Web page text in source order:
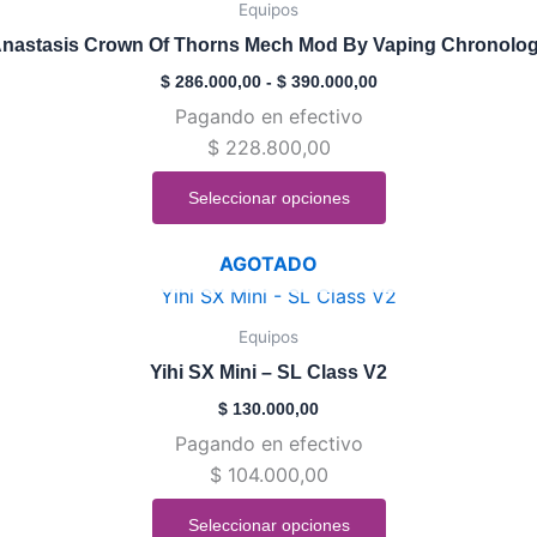
página
de
producto
Equipos
Crown Of Thorns Mech Mod By Vaping
$286.000,00 - $390.000,00
$ 286.000,00
$ 390.000,00
Pagando en efectivo
$ 228.800,00
Seleccionar opciones
variantes.
Las
opciones
página
de
producto
AGOTADO
Equipos
Yihi SX Mini – SL Class V2
$ 130.000,00
Pagando en efectivo
$ 104.000,00
Seleccionar opciones
Este
producto
variantes.
Las
opciones